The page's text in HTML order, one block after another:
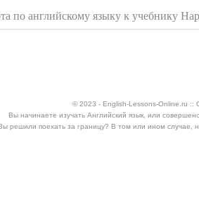
по английскому языку к учебнику
© 2023 - English-Lessons-Online.ru ::
Вы начинаете изучать Английский язык, или
Вы решили поехать за границу? В том или ином случае,